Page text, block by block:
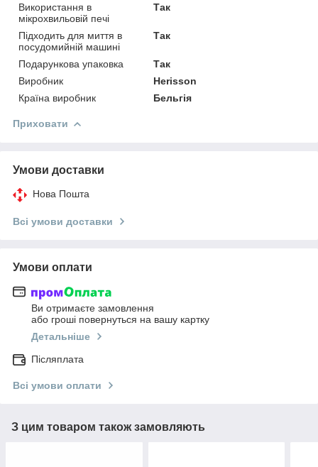
Використання в
мікрохвильовій печі
Так
Підходить для миття в
посудомийній машині
Так
Подарункова упаковка
Так
Виробник
Herisson
Країна виробник
Бельгія
Приховати
Умови доставки
Нова Пошта
Всі умови доставки
Умови оплати
Ви отримаєте замовлення
або гроші повернуться на вашу картку
Детальніше
Післяплата
Всі умови оплати
З цим товаром також замовляють